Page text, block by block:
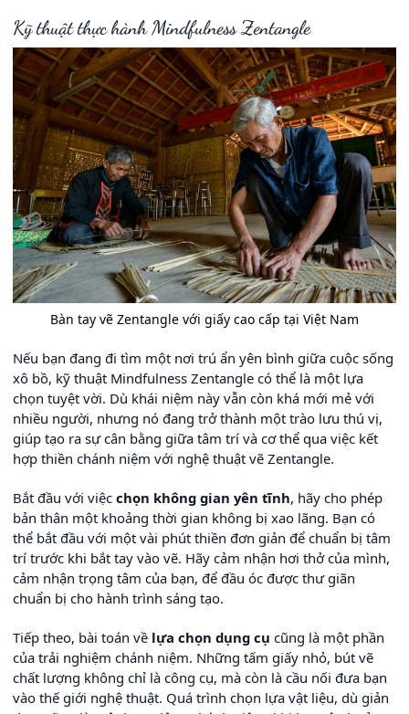
Kỹ thuật thực hành Mindfulness Zentangle
Bàn tay vẽ Zentangle với giấy cao cấp tại Việt Nam
Nếu bạn đang đi tìm một nơi trú ẩn yên bình giữa cuộc sống
xô bồ, kỹ thuật Mindfulness Zentangle có thể là một lựa
chọn tuyệt vời. Dù khái niệm này vẫn còn khá mới mẻ với
nhiều người, nhưng nó đang trở thành một trào lưu thú vị,
giúp tạo ra sự cân bằng giữa tâm trí và cơ thể qua việc kết
hợp thiền chánh niệm với nghệ thuật vẽ Zentangle.
Bắt đầu với việc chọn không gian yên tĩnh, hãy cho phép
bản thân một khoảng thời gian không bị xao lãng. Bạn có
thể bắt đầu với một vài phút thiền đơn giản để chuẩn bị tâm
trí trước khi bắt tay vào vẽ. Hãy cảm nhận hơi thở của mình,
cảm nhận trọng tâm của bạn, để đầu óc được thư giãn
chuẩn bị cho hành trình sáng tạo.
Tiếp theo, bài toán về lựa chọn dụng cụ cũng là một phần
của trải nghiệm chánh niệm. Những tấm giấy nhỏ, bút vẽ
chất lượng không chỉ là công cụ, mà còn là cầu nối đưa bạn
vào thế giới nghệ thuật. Quá trình chọn lựa vật liệu, dù giản